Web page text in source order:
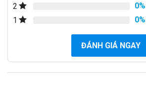
2
0%
1
0%
ĐÁNH GIÁ NGAY